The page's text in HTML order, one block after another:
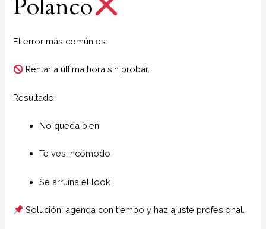
Polanco
El error más común es:
Rentar a última hora sin probar.
Resultado:
No queda bien
Te ves incómodo
Se arruina el look
Solución: agenda con tiempo y haz ajuste profesional.